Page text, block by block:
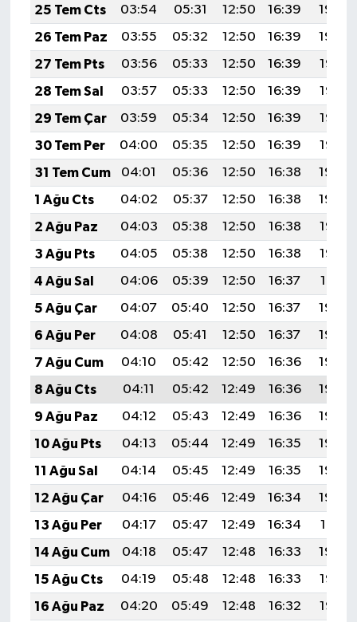
25 Tem Cts
03:54 05:31 12:50 16:39
19:59
26 Tem Paz
03:55 05:32 12:50 16:39
19:59
27 Tem Pts
03:56 05:33 12:50 16:39
19:58
28 Tem Sal
03:57 05:33 12:50 16:39
19:57
29 Tem Çar
03:59 05:34 12:50 16:39
19:56
30 Tem Per
04:00 05:35 12:50 16:39
19:55
31 Tem Cum
04:01 05:36 12:50 16:38
19:54
1 Ağu Cts
04:02 05:37 12:50 16:38
19:54
2 Ağu Paz
04:03 05:38 12:50 16:38
19:53
3 Ağu Pts
04:05 05:38 12:50 16:38
19:52
4 Ağu Sal
04:06 05:39 12:50 16:37
19:51
5 Ağu Çar
04:07 05:40 12:50 16:37
19:50
6 Ağu Per
04:08 05:41 12:50 16:37
19:49
7 Ağu Cum
04:10 05:42 12:50 16:36
19:48
8 Ağu Cts
04:11 05:42 12:49 16:36
19:46
9 Ağu Paz
04:12 05:43 12:49 16:36
19:45
10 Ağu Pts
04:13 05:44 12:49 16:35
19:44
11 Ağu Sal
04:14 05:45 12:49 16:35
19:43
12 Ağu Çar
04:16 05:46 12:49 16:34
19:42
13 Ağu Per
04:17 05:47 12:49 16:34
19:41
14 Ağu Cum
04:18 05:47 12:48 16:33
19:40
15 Ağu Cts
04:19 05:48 12:48 16:33
19:38
16 Ağu Paz
04:20 05:49 12:48 16:32
19:37